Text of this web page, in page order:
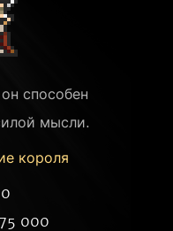
способен
мысли.
короля
000